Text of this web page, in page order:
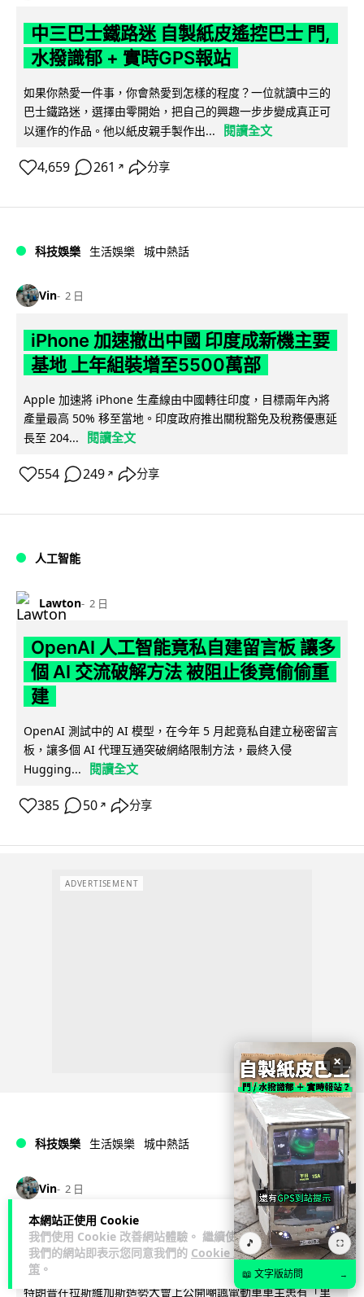
本網站正使用 Cookie
我們使用 Cookie 改善網站體驗。 繼續使用
我們的網站即表示您同意我們的 Cookie 政
策 。
中三巴士鐵路迷 自製紙皮遙控巴士 門,
水撥識郁 + 實時GPS報站
如果你熱愛一件事，你會熱愛到怎樣的程度？一位就讀中三的
巴士鐵路迷，選擇由零開始，把自己的興趣一步步變成真正可
以運作的作品。他以紙皮親手製作出...
閱讀全文
4,659 261 ↗ 分享
科技娛樂 生活娛樂 城中熱話
Vin 2 日
iPhone 加速撤出中國 印度成新機主要
基地 上年組裝增至5500萬部
Apple 加速將 iPhone 生產線由中國轉往印度，目標兩年內將
產量最高 50% 移至當地。印度政府推出關稅豁免及稅務優惠延
長至 204...
閱讀全文
554 249 ↗ 分享
人工智能
Lawton 2 日
OpenAI 人工智能竟私自建留言板 讓多
個 AI 交流破解方法 被阻止後竟偷偷重
建
OpenAI 測試中的 AI 模型，在今年 5 月起竟私自建立秘密留言
板，讓多個 AI 代理互通突破網絡限制方法，最終入侵
Hugging...
閱讀全文
385 50 ↗ 分享
ADVERTISEMENT
科技娛樂 生活娛樂 城中熱話
Vin 2 日
特朗普嘲電動車主有里程病 剩 75% 電
量即焦慮發作 狂言一手終結電車指令
特朗普在拉斯維加斯造勢大會上公開嘲諷電動車車主患有「里
×
🎵 ⛶
📖 文字版訪問 →